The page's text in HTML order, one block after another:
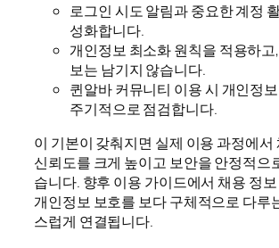
로그인 시도 알림과 중요한 계정
성화합니다.
개인정보 최소화 원칙을 적용하고
보는 남기지 않습니다.
퀸알바 커뮤니티 이용 시 개인정
주기적으로 점검합니다.
이 기본이 갖춰지면 실제 이용 과정에서
신뢰도를 크게 높이고 보안을 안정적으
습니다. 향후 이용 가이드에서 채용 정
개인정보 보호를 보다 구체적으로 다루
스럽게 연결됩니다.